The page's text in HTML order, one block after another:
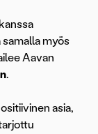
myös
Aavan
.
asia,